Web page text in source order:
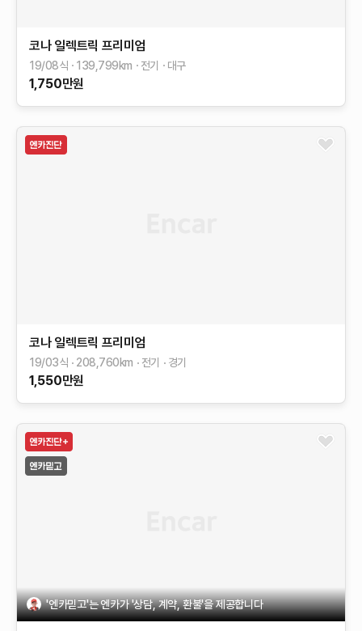
코나 일렉트릭 프리미엄
19/08식 139,799km 전기 대구
1,750만원
코나 일렉트릭 프리미엄
19/03식 208,760km 전기 경기
1,550만원
'엔카믿고'는 엔카가 '상담, 계약, 환불'을 제공합니다